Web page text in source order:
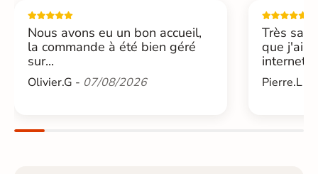
Nous avons eu un bon accueil,
la commande à été bien géré
sur...
Olivier.G - 07/08/2026
Très
que j'ai
internet....
Pierre.L -